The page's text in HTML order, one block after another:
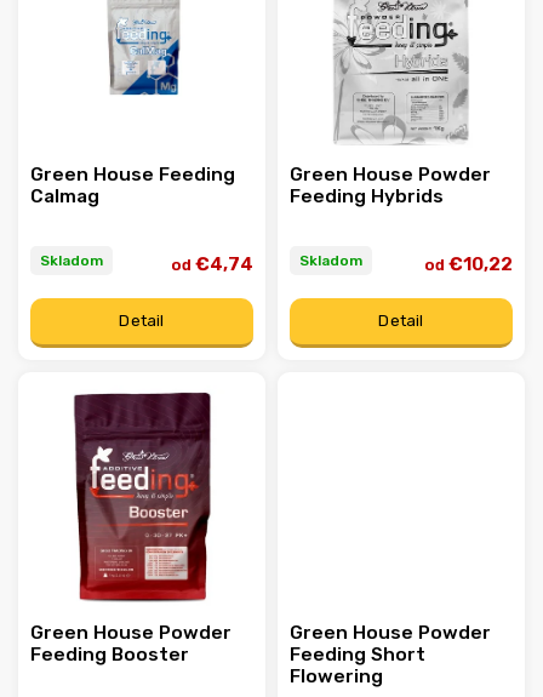
Abecedne
Green House Feeding
Calmag
Skladom od €4,74
Detail
Green House Powder
Feeding Hybrids
Skladom od €10,22
Detail
Green House Powder
Feeding Booster
Green House Powder
Feeding Short
Flowering